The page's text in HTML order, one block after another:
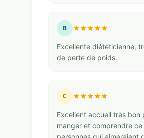
B
Excellente diététicienne,
de perte de poids.
C
Excellent accueil très
manger et comprendre